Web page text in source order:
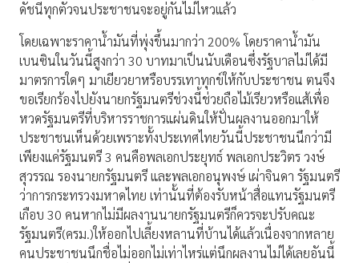
ดัชนีทุกตัวจนประชาชนจะอยู่กันไม่ไหวแล้ว
โดยเฉพาะราคาน้ำมันที่พุ่งขึ้นมากว่า 200% โดยราคาน้ำมัน
เบนซินในวันนี้สูงกว่า 30 บาทมาเป็นนับเดือนซึ่งรัฐบาลไม่ได้มี
มาตรการใดๆ มาเยียวยาหรือบรรเทาทุกข์ให้กับประชาชน ตนจึง
ขอเรียกร้องไปยังนายกรัฐมนตรีช่วงนี้ช่วยถือไม้เรียวหรือแส้เพื่อ
หวดรัฐมนตรีที่บริหารราชการแผ่นดินให้ปั่นผลงานออกมาให้
ประชาชนเห็นด้วยเพราะทั้งประเทศไทยวันนี้ประชาชนนึกว่ามี
เพียงแค่รัฐมนตรี 3 คนคือพลเอกประยุทธ์ พลเอกประวิตร วงษ์
สุวรรณ รองนายกรัฐมนตรี และพลเอกอนุพงษ์ เผ่าจินดา รัฐมนตรี
ว่าการกระทรวงมหาดไทย เท่านั้นที่ต้องรับหน้าสื่อแทนรัฐมนตรี
เกือบ 30 คนหากไม่มีผลงานนายกรัฐมนตรีก็ควรจะปรับคณะ
รัฐมนตรี(ครม.)ให้ออกไปเลี้ยงหลานที่บ้านได้แล้วเนื่องจากหลาย
คนประชาชนนึกชื่อไม่ออกไม่เท่าไหร่แต่นึกผลงานไม่ได้เลยอันนี้